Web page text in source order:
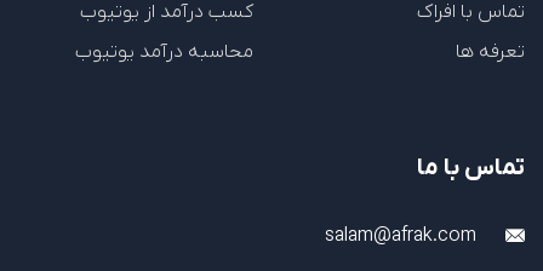
تماس با افراک
تعرفه ها
کسب درآمد از یوتیوب
محاسبه درآمد یوتیوب
تماس با ما
salam@afrak.com